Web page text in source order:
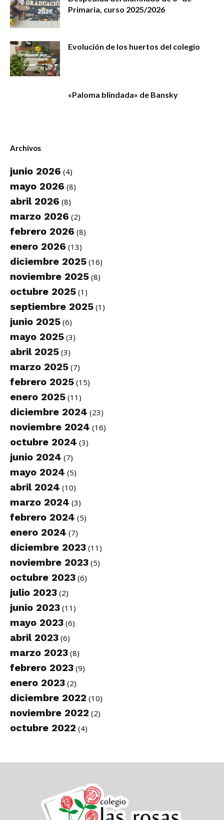
Primaria, curso 2025/2026
Evolución de los huertos del colegio
«Paloma blindada» de Bansky
Archivos
junio 2026 (4)
mayo 2026 (8)
abril 2026 (8)
marzo 2026 (2)
febrero 2026 (8)
enero 2026 (13)
diciembre 2025 (16)
noviembre 2025 (8)
octubre 2025 (1)
septiembre 2025 (1)
junio 2025 (6)
mayo 2025 (3)
abril 2025 (3)
marzo 2025 (7)
febrero 2025 (15)
enero 2025 (11)
diciembre 2024 (23)
noviembre 2024 (16)
octubre 2024 (3)
junio 2024 (7)
mayo 2024 (5)
abril 2024 (10)
marzo 2024 (3)
febrero 2024 (5)
enero 2024 (7)
diciembre 2023 (11)
noviembre 2023 (5)
octubre 2023 (6)
julio 2023 (2)
junio 2023 (11)
mayo 2023 (6)
abril 2023 (6)
marzo 2023 (8)
febrero 2023 (9)
enero 2023 (2)
diciembre 2022 (10)
noviembre 2022 (2)
octubre 2022 (4)